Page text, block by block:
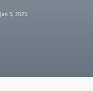
Jan 3, 2025